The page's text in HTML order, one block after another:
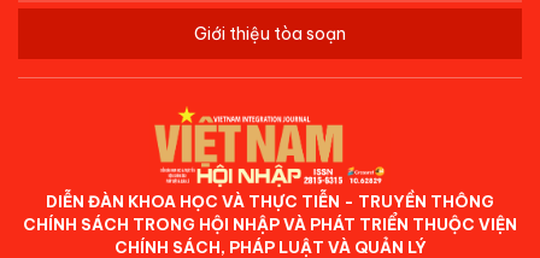
Giới thiệu tòa soạn
DIỄN ĐÀN KHOA HỌC VÀ THỰC TIỄN - TRUYỀN THÔNG
CHÍNH SÁCH TRONG HỘI NHẬP VÀ PHÁT TRIỂN THUỘC VIỆN
CHÍNH SÁCH, PHÁP LUẬT VÀ QUẢN LÝ